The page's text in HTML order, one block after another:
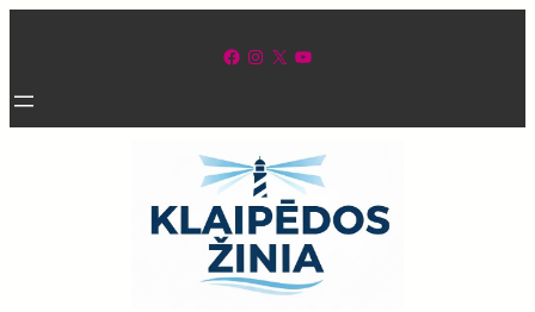
Facebook Instagram X YouTube